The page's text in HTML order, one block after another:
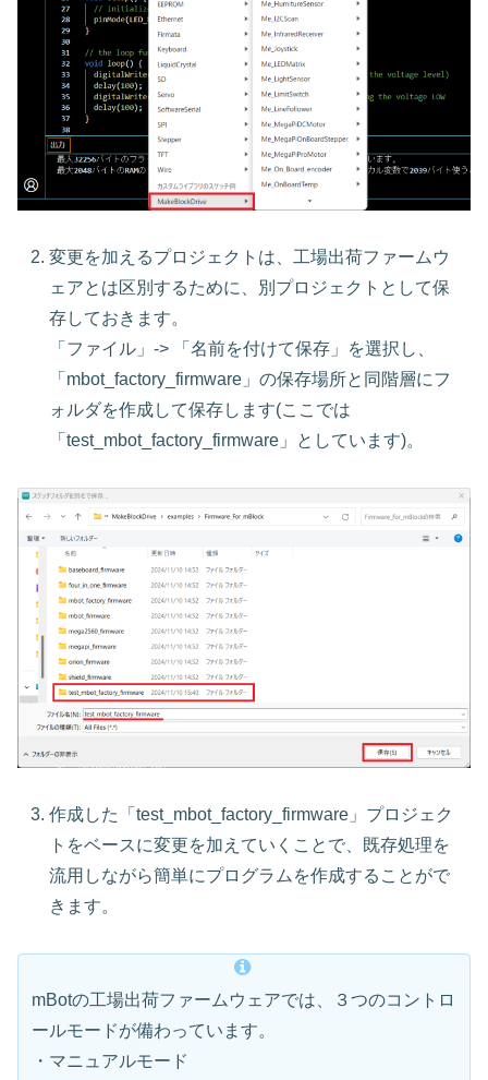
変更を加えるプロジェクトは、工場出荷ファームウ
ェアとは区別するために、別プロジェクトとして保
存しておきます。
「ファイル」-> 「名前を付けて保存」を選択し、
「mbot_factory_firmware」の保存場所と同階層にフ
ォルダを作成して保存します(ここでは
「test_mbot_factory_firmware」としています)。
作成した「test_mbot_factory_firmware」プロジェク
トをベースに変更を加えていくことで、既存処理を
流用しながら簡単にプログラムを作成することがで
きます。
mBotの工場出荷ファームウェアでは、３つのコントロ
ールモードが備わっています。
・マニュアルモード